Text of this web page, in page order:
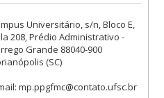
Universitário, s/n, Bloco E,
208, Prédio Administrativo -
Grande 88040-900
(SC)
mp.ppgfmc@contato.ufsc.br